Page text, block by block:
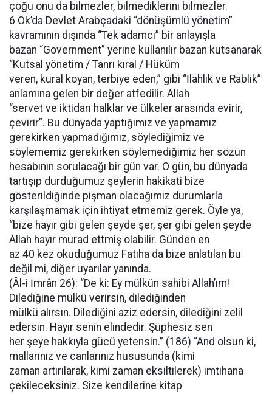
çoğu onu da bilmezler, bilmediklerini bilmezler.
6 Ok’da Devlet Arabçadaki “dönüşümlü yönetim”
kavramının dışında “Tek adamcı” bir anlayışla
bazan “Government” yerine kullanılır bazan kutsanarak
“Kutsal yönetim / Tanrı kıral / Hüküm
veren, kural koyan, terbiye eden,” gibi “İlahlık ve Rablik”
anlamına gelen bir değer atfedilir. Allah
“servet ve iktidarı halklar ve ülkeler arasında evirir,
çevirir”. Bu dünyada yaptığımız ve yapmamız
gerekirken yapmadığımız, söylediğimiz ve
söylememiz gerekirken söylemediğimiz her sözün
hesabının sorulacağı bir gün var. O gün, bu dünyada
tartışıp durduğumuz şeylerin hakikati bize
gösterildiğinde pişman olacağımız durumlarla
karşılaşmamak için ihtiyat etmemiz gerek. Öyle ya,
“bize hayır gibi gelen şeyde şer, şer gibi gelen şeyde
Allah hayır murad ettmiş olabilir. Günden en
az 40 kez okuduğumuz Fatiha da bize anlatılan bu
değil mi, diğer uyarılar yanında.
(Âl-i İmrân 26): “De ki: Ey mülkün sahibi Allah’ım!
Dilediğine mülkü verirsin, dilediğinden
mülkü alırsın. Dilediğini aziz edersin, dilediğini zelil
edersin. Hayır senin elindedir. Şüphesiz sen
her şeye hakkıyla gücü yetensin.” (186) “And olsun ki,
mallarınız ve canlarınız hususunda (kimi
zaman artırılarak, kimi zaman eksiltilerek) imtihana
çekileceksiniz. Size kendilerine kitap